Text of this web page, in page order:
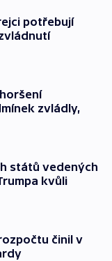
potřebují
zvládly,
států vedených
kvůli
činil v